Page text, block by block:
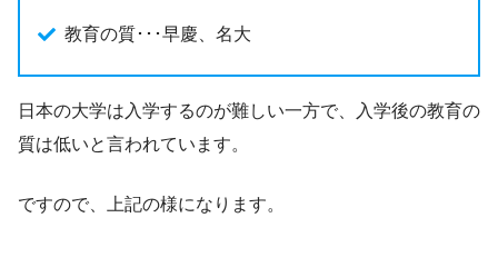
教育の質･･･早慶、名大
日本の大学は入学するのが難しい一方で、入学後の教育の
質は低いと言われています。
ですので、上記の様になります。